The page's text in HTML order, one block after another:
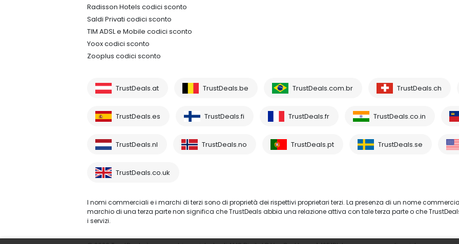
Radisson Hotels codici sconto
Saldi Privati codici sconto
TIM ADSL e Mobile codici sconto
Yoox codici sconto
Zooplus codici sconto
TrustDeals.at TrustDeals.be TrustDeals.com.br TrustDeals.ch
TrustDeals.es TrustDeals.fi TrustDeals.fr TrustDeals.co.in
TrustDeals.nl TrustDeals.no TrustDeals.pt TrustDeals.se
TrustDeals.co.uk
I nomi commerciali e i marchi di terzi sono di proprietà dei rispettivi proprietari terzi. La presenza di un nome
marchio di una terza parte non significa che TrustDeals abbia una relazione attiva con tale terza parte o che
i servizi.